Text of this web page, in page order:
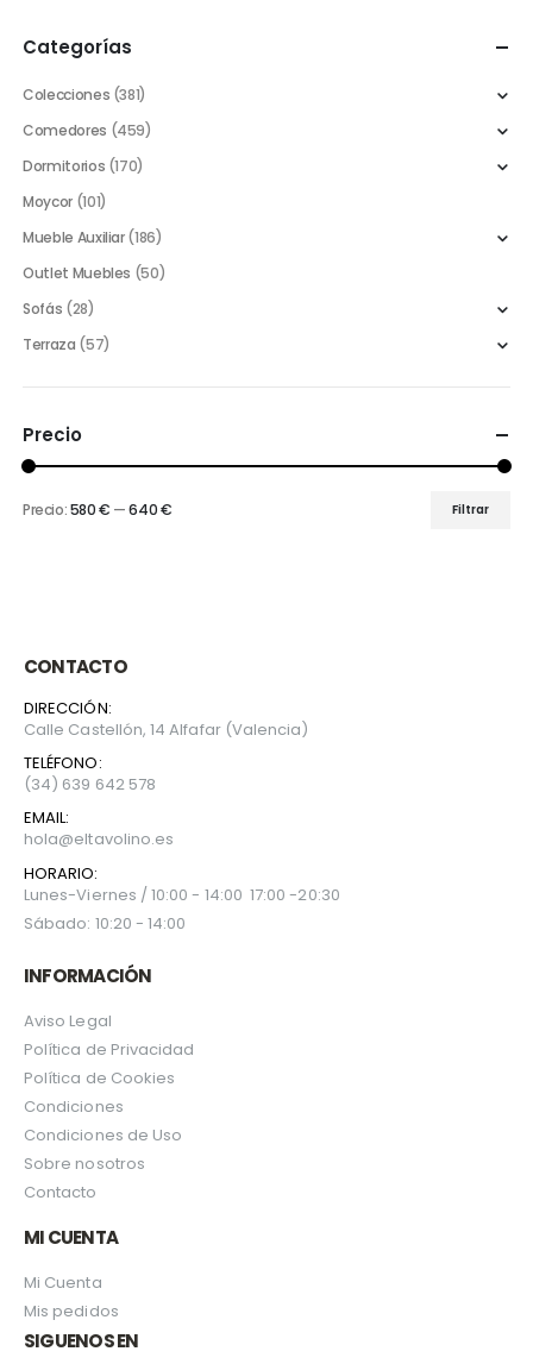
Categorías
Colecciones (381)
Comedores (459)
Dormitorios (170)
Moycor (101)
Mueble Auxiliar(186)
Outlet Muebles (50)
Sofás (28)
Terraza (57)
Precio
Precio
Precio
Filtrar
Precio:580 € —640 €
CONTACTO
DIRECCIÓN:
Calle Castellón, 14 Alfafar (Valencia)
TELÉFONO:
(34) 639 642 578
EMAIL:
hola@eltavolino.es
HORARIO:
Lunes-Viernes / 10:00 - 14:00 17:00 -20:30
Sábado: 10:20 - 14:00
INFORMACIÓN
Aviso Legal
Política de Privacidad
Política de Cookies
Condiciones
Condiciones de Uso
Sobre nosotros
Contacto
MI CUENTA
Mi Cuenta
Mis pedidos
SIGUENOS EN